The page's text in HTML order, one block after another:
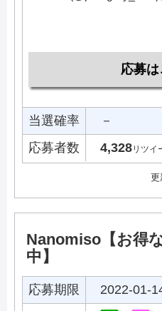
応募は
当選確率
－
応募者数
4,328リツイ
更
Nanomiso【お得
中】
応募期限 2022-01-